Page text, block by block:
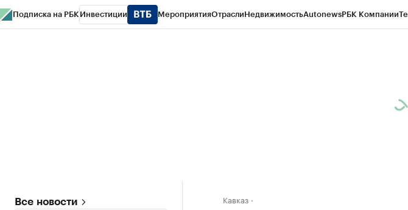
Подписка на РБК Инвестиции МероприятияОтраслиНедвижимостьAutonewsРБК Компании
Все новости Кавказ